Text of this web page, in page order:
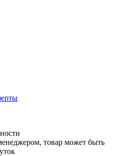
товар может быть